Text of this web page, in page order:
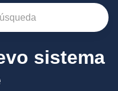
sistema